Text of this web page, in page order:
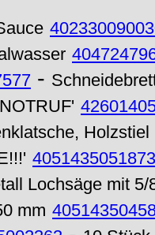
-
4051435051873
Lochsäge mit
mm